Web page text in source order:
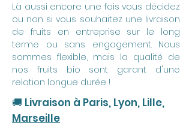
Là aussi encore une fois vous décidez
ou non si vous souhaitez une livraison
de fruits en entreprise sur le long
terme ou sans engagement. Nous
sommes flexible, mais la qualité de
nos fruits bio sont garant d'une
relation longue durée !
🚚 Livraison à Paris, Lyon, Lille,
Marseille